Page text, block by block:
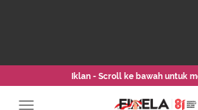
Iklan - Scroll ke bawah untuk